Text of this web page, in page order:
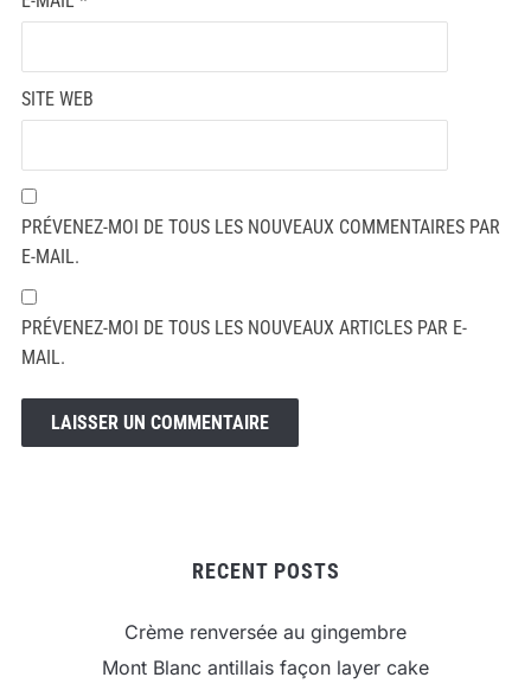
SITE WEB
PRÉVENEZ-MOI DE TOUS LES NOUVEAUX COMMENTAIRES PAR
E-MAIL.
PRÉVENEZ-MOI DE TOUS LES NOUVEAUX ARTICLES PAR E-
MAIL.
RECENT POSTS
Crème renversée au gingembre
Mont Blanc antillais façon layer cake